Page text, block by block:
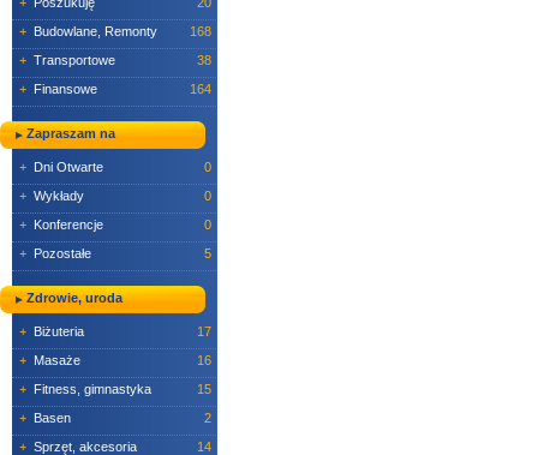
+ Budowlane, Remonty
168
+ Transportowe
38
+ Finansowe 164
Zapraszam na
+ Dni Otwarte
0
+ Wykłady
0
+ Konferencje
0
+ Pozostałe 5
Zdrowie, uroda
+ Biżuteria
17
+ Masaże
16
+ Fitness, gimnastyka
15
+ Basen
2
+ Sprzęt, akcesoria
14